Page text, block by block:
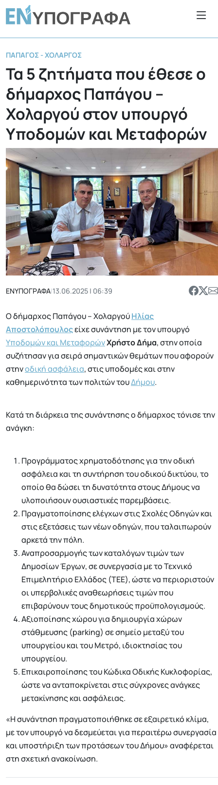
ΠΑΠΆΓΟΣ - ΧΟΛΑΡΓΌΣ
Τα 5 ζητήματα που έθεσε ο
δήμαρχος Παπάγου –
Χολαργού στον υπουργό
Υποδομών και Μεταφορών
ΕΝΥΠΟΓΡΑΦΑ|13.06.2025 | 06:39
Ο δήμαρχος Παπάγου – ΧολαργούΗλίας
Αποστολόπουλοςείχε συνάντηση με τον υπουργό
Υποδομών και ΜεταφορώνΧρήστο Δήμα, στην οποία
συζήτησαν για σειρά σημαντικών θεμάτων που αφορούν
στηνοδική ασφάλεια, στις υποδομές και στην
καθημερινότητα των πολιτών τουΔήμου.
Κατά τη διάρκεια της συνάντησης ο δήμαρχος τόνισε την
ανάγκη:
Προγράμματος χρηματοδότησης για την οδική
ασφάλεια και τη συντήρηση του οδικού δικτύου, το
οποίο θα δώσει τη δυνατότητα στους Δήμους να
υλοποιήσουν ουσιαστικές παρεμβάσεις.
Πραγματοποίησης ελέγχων στις Σχολές Οδηγών και
στις εξετάσεις των νέων οδηγών, που ταλαιπωρούν
αρκετά την πόλη.
Αναπροσαρμογής των καταλόγων τιμών των
Δημοσίων Έργων, σε συνεργασία με το Τεχνικό
Επιμελητήριο Ελλάδος (ΤΕΕ), ώστε να περιοριστούν
οι υπερβολικές αναθεωρήσεις τιμών που
επιβαρύνουν τους δημοτικούς προϋπολογισμούς.
Αξιοποίησης χώρου για δημιουργία χώρων
στάθμευσης (parking) σε σημείο μεταξύ του
υπουργείου και του Μετρό, ιδιοκτησίας του
υπουργείου.
Επικαιροποίησης του Κώδικα Οδικής Κυκλοφορίας,
ώστε να ανταποκρίνεται στις σύγχρονες ανάγκες
μετακίνησης και ασφάλειας.
«Η συνάντηση πραγματοποιήθηκε σε εξαιρετικό κλίμα,
με τον υπουργό να δεσμεύεται για περαιτέρω συνεργασία
και υποστήριξη των προτάσεων του Δήμου» αναφέρεται
στη σχετική ανακοίνωση.